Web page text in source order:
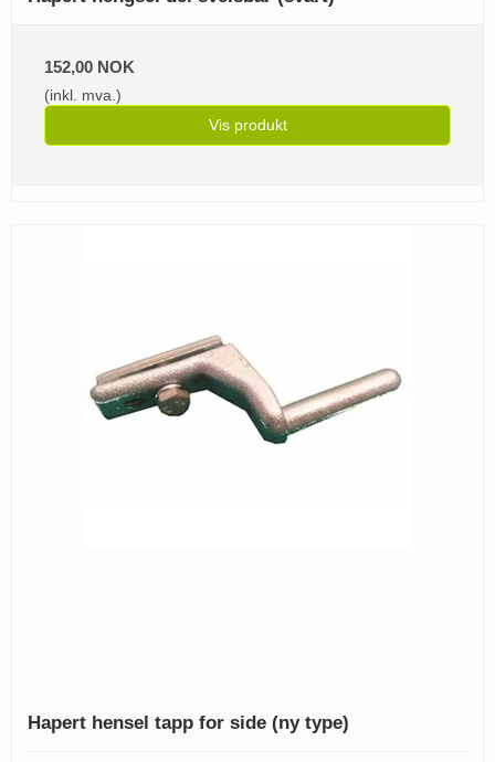
152,00 NOK
(inkl. mva.)
Vis produkt
Hapert hensel tapp for side (ny type)